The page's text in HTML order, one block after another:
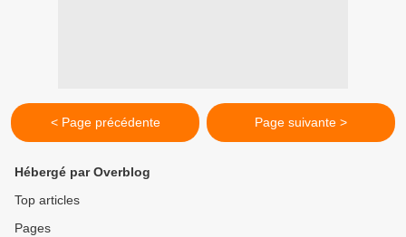
< Page précédente Page suivante >
Hébergé par Overblog
Top articles
Pages